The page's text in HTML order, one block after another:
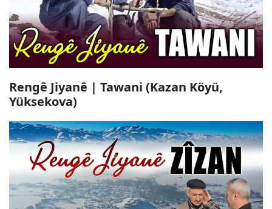
Rengê Jiyanê | Tawani (Kazan Köyü,
Yüksekova)